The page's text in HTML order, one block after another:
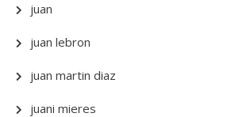
juan
juan lebron
juan martin diaz
juani mieres